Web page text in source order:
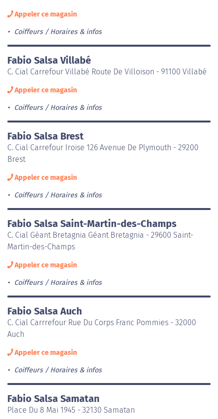
Appeler ce magasin
Coiffeurs Horaires & infos
Fabio Salsa Villabé
C. Cial Carrefour Villabé Route De Villoison - 91100 Villabé
Appeler ce magasin
Coiffeurs Horaires & infos
Fabio Salsa Brest
C. Cial Carrefour Iroise 126 Avenue De Plymouth - 29200
Brest
Appeler ce magasin
Coiffeurs Horaires & infos
Fabio Salsa Saint-Martin-des-Champs
C. Cial Géant Bretagnia Géant Bretagnia - 29600 Saint-
Martin-des-Champs
Appeler ce magasin
Coiffeurs Horaires & infos
Fabio Salsa Auch
C. Cial Carrrefour Rue Du Corps Franc Pommies - 32000
Auch
Appeler ce magasin
Coiffeurs Horaires & infos
Fabio Salsa Samatan
Place Du 8 Mai 1945 - 32130 Samatan